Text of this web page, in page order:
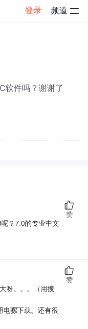
登录 频道
软件吗？谢谢了
？7.0的专业中文
赞
呀。。。（用搜
电骡下载。还有很
赞